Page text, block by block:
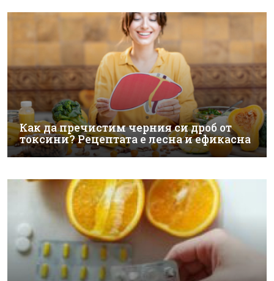
Как да пречистим черния си дроб от
токсини? Рецептата е лесна и ефикасна